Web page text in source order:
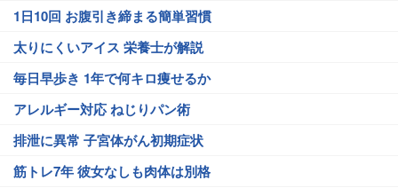
1日10回 お腹引き締まる簡単習慣
太りにくいアイス 栄養士が解説
毎日早歩き 1年で何キロ痩せるか
アレルギー対応 ねじりパン術
排泄に異常 子宮体がん初期症状
筋トレ7年 彼女なしも肉体は別格